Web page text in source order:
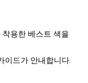
용한 베스트 색을
이드가 안내합니다.